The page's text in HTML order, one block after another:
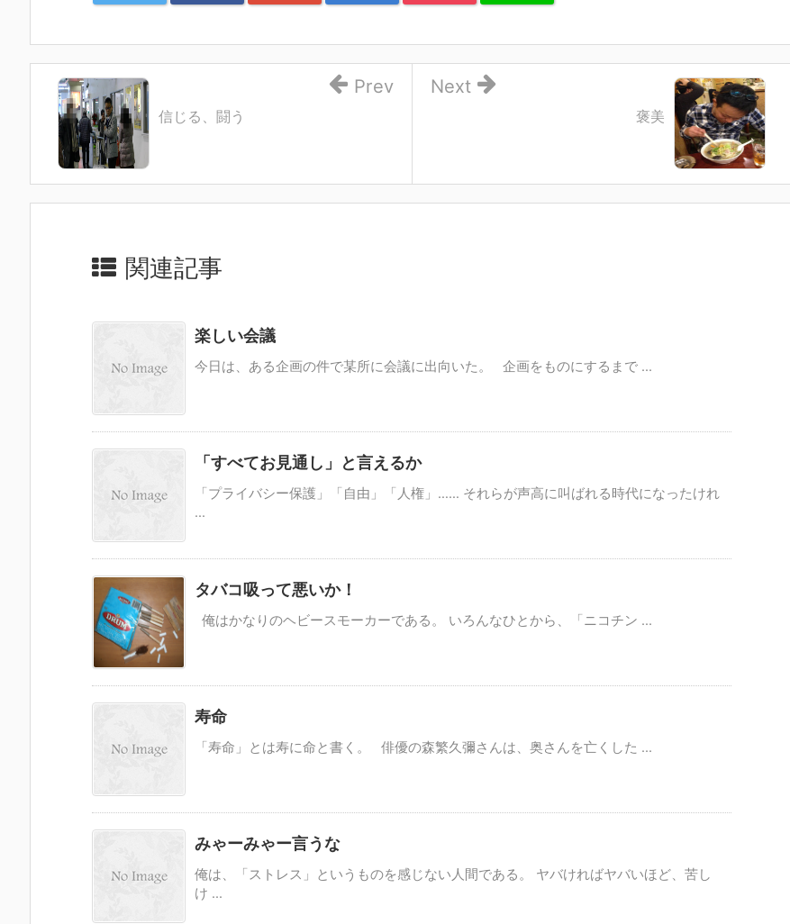
褒美
Next
信じる、闘う
Prev
関連記事
楽しい会議
今日は、ある企画の件で某所に会議に出向いた。 企画をものにするまで ...
「すべてお見通し」と言えるか
「プライバシー保護」「自由」「人権」…… それらが声高に叫ばれる時代になったけれ
...
タバコ吸って悪いか！
俺はかなりのヘビースモーカーである。 いろんなひとから、「ニコチン ...
寿命
「寿命」とは寿に命と書く。 俳優の森繁久彌さんは、奥さんを亡くした ...
みゃーみゃー言うな
俺は、「ストレス」というものを感じない人間である。 ヤバければヤバいほど、苦し
け ...